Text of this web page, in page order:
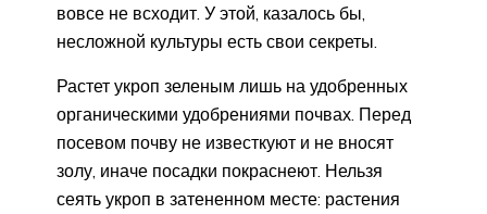
вовсе не всходит. У этой, казалось бы,
несложной культуры есть свои секреты.
Растет укроп зеленым лишь на удобренных
органическими удобрениями почвах. Перед
посевом почву не известкуют и не вносят
золу, иначе посадки покраснеют. Нельзя
сеять укроп в затененном месте: растения